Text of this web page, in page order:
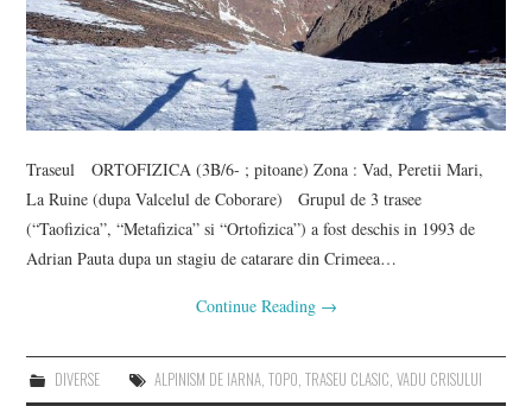
Traseul ORTOFIZICA (3B/6- ; pitoane) Zona : Vad, Peretii Mari,
La Ruine (dupa Valcelul de Coborare) Grupul de 3 trasee
(“Taofizica”, “Metafizica” si “Ortofizica”) a fost deschis in 1993 de
Adrian Pauta dupa un stagiu de catarare din Crimeea…
Continue Reading →
DIVERSE ALPINISM DE IARNA, TOPO, TRASEU CLASIC, VADU CRISULUI